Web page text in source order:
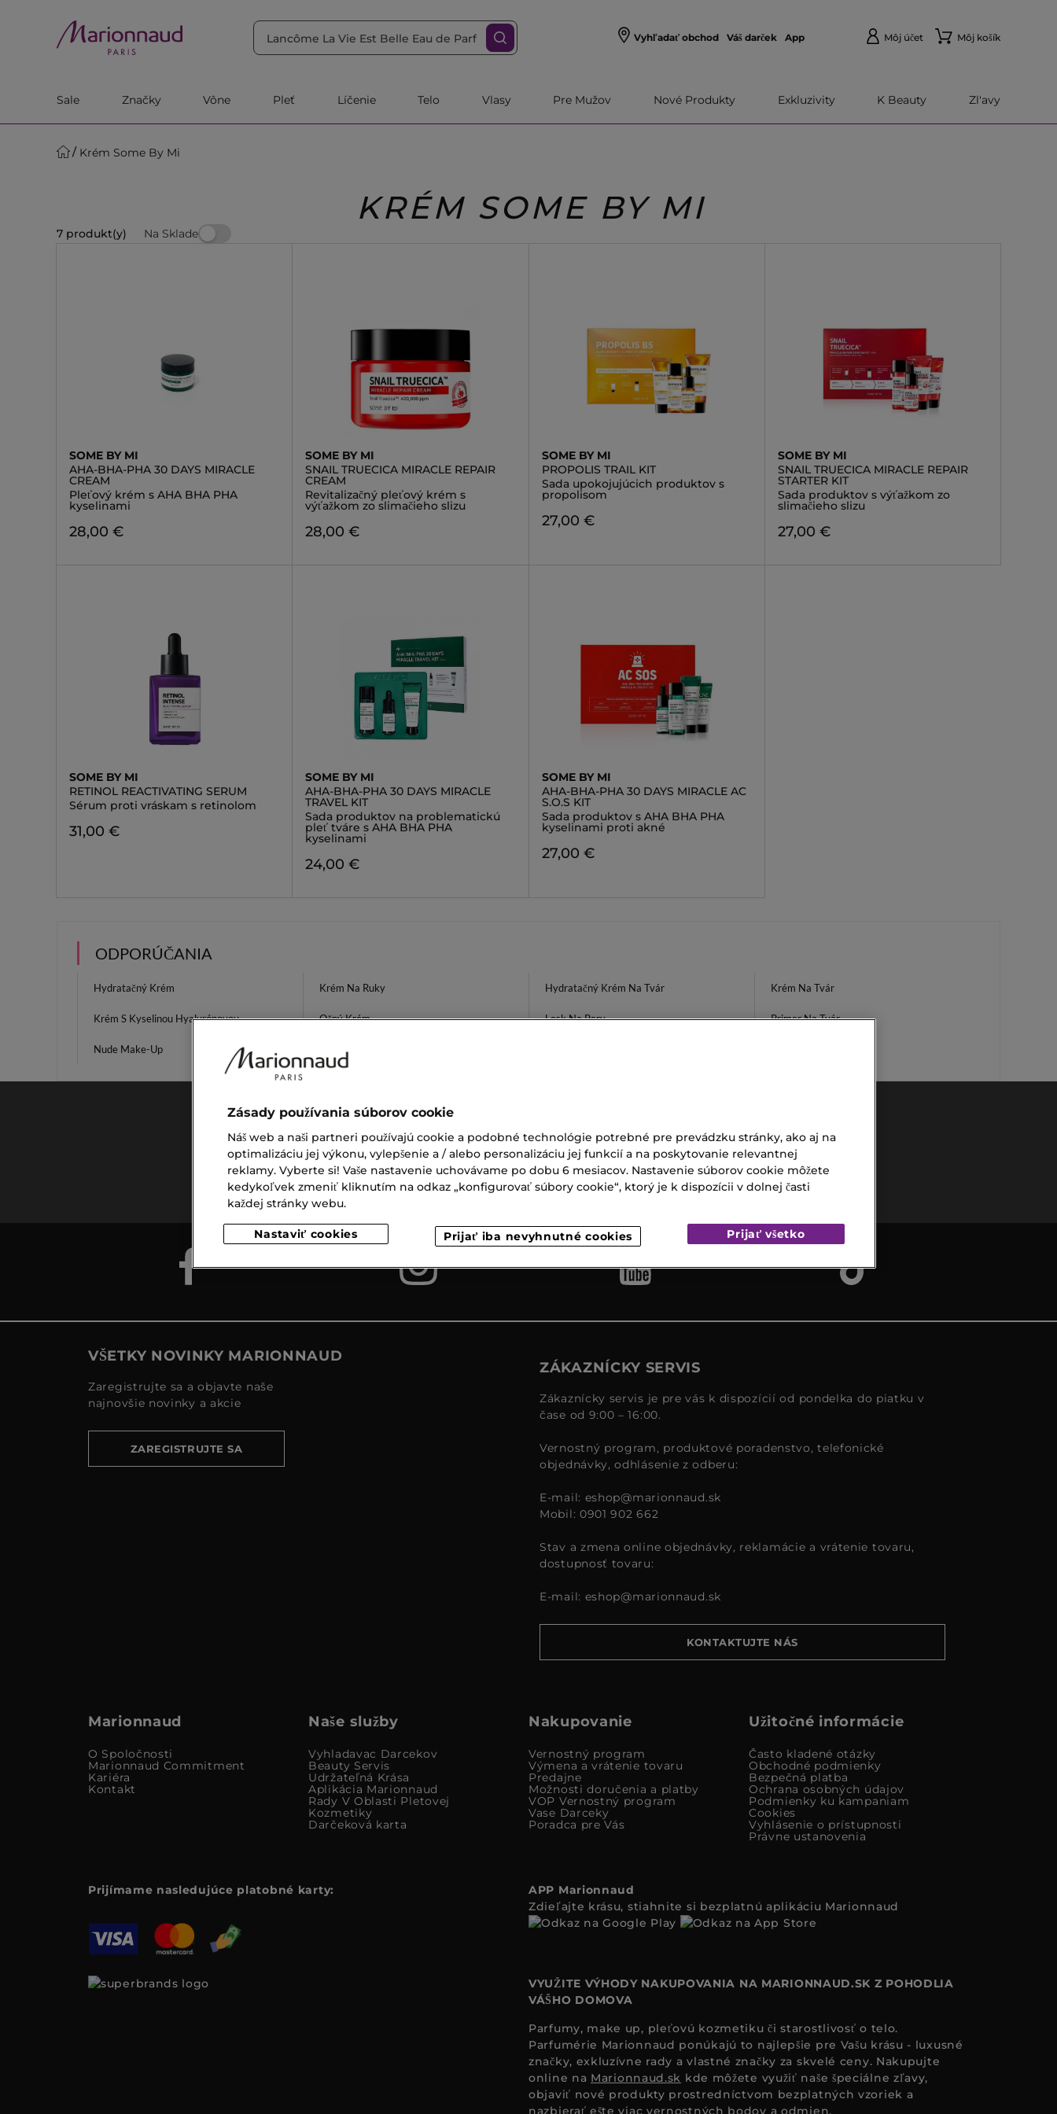
Vyhľadať obchod Váš darček App Môj účet Môj košík
Sale Značky Vône Pleť Líčenie Telo Vlasy Pre Mužov Nové Produkty Exkluzivity K Beauty Zl'avy
Krém Some By Mi
KRÉM SOME BY MI
7 produkt(y) Na Sklade
SOME BY MI
AHA-BHA-PHA 30 DAYS MIRACLE
CREAM
Pleťový krém s AHA BHA PHA
kyselinami
28,00 €
SOME BY MI
SNAIL TRUECICA MIRACLE REPAIR
CREAM
Revitalizačný pleťový krém s
výťažkom zo slimačieho slizu
28,00 €
SOME BY MI
PROPOLIS TRAIL KIT
Sada upokojujúcich produktov s
propolisom
27,00 €
SOME BY MI
SNAIL TRUECICA MIRACLE REPAIR
STARTER KIT
Sada produktov s výťažkom zo
slimačieho slizu
27,00 €
SOME BY MI
RETINOL REACTIVATING SERUM
Sérum proti vráskam s retinolom
31,00 €
SOME BY MI
AHA-BHA-PHA 30 DAYS MIRACLE
TRAVEL KIT
Sada produktov na problematickú
pleť tváre s AHA BHA PHA
kyselinami
24,00 €
SOME BY MI
AHA-BHA-PHA 30 DAYS MIRACLE AC
S.O.S KIT
Sada produktov s AHA BHA PHA
kyselinami proti akné
27,00 €
ODPORÚČANIA
Hydratačný Krém Krém Na Ruky Hydratačný Krém Na Tvár Krém Na Tvár
Krém S Kyselinou Hyalurónovou Očný Krém Lesk Na Pery Primer Na Tvár
Nude Make-Up Kompaktný Puder
Doprava
zadarmo
nad €39,-
Expresný
osobný
odber
Darčeky k
nákupu
platba
VŠETKY NOVINKY MARIONNAUD
Zaregistrujte sa a objavte naše
najnovšie novinky a akcie
ZAREGISTRUJTE SA
ZÁKAZNÍCKY SERVIS
Zákaznícky servis je pre vás k dispozícií od pondelka do piatku v
čase od 9:00 – 16:00.
Vernostný program, produktové poradenstvo, telefonické
objednávky, odhlásenie z odberu:
E-mail: eshop@marionnaud.sk
Mobil: 0901 902 662
Stav a zmena online objednávky, reklamácie a vrátenie tovaru,
dostupnosť tovaru:
E-mail: eshop@marionnaud.sk
KONTAKTUJTE NÁS
Marionnaud
O Spoločnosti
Marionnaud Commitment
Kariéra
Kontakt
Naše služby
Vyhladavac Darcekov
Beauty Servis
Udržateľná Krása
Aplikácia Marionnaud
Rady V Oblasti Pletovej
Kozmetiky
Darčeková karta
Nakupovanie
Vernostný program
Výmena a vrátenie tovaru
Predajne
Možnosti doručenia a platby
VOP Vernostný program
Vase Darceky
Poradca pre Vás
Užitočné informácie
Často kladené otázky
Obchodné podmienky
Bezpečná platba
Ochrana osobných údajov
Podmienky ku kampaniam
Cookies
Vyhlásenie o prístupnosti
Právne ustanovenia
Prijímame nasledujúce platobné karty:
APP Marionnaud
Zdieľajte krásu, stiahnite si bezplatnú aplikáciu Marionnaud
VYUŽITE VÝHODY NAKUPOVANIA NA MARIONNAUD.SK Z POHODLIA
VÁŠHO DOMOVA
Parfumy, make up, pleťovú kozmetiku či starostlivosť o telo.
Parfumérie Marionnaud ponúkajú to najlepšie pre Vašu krásu - luxusné
značky, exkluzívne rady a vlastné značky za skvelé ceny. Nakupujte
online na Marionnaud.sk kde môžete využiť naše špeciálne zľavy,
objaviť nové produkty prostredníctvom bezplatných vzoriek a
nazbierať ešte viac vernostných bodov a odmien.
Zásady používania súborov cookie
Náš web a naši partneri používajú cookie a podobné technológie potrebné pre prevádzku stránky, ako aj na
optimalizáciu jej výkonu, vylepšenie a / alebo personalizáciu jej funkcií a na poskytovanie relevantnej
reklamy. Vyberte si! Vaše nastavenie uchovávame po dobu 6 mesiacov. Nastavenie súborov cookie môžete
kedykoľvek zmeniť kliknutím na odkaz „konfigurovať súbory cookie“, ktorý je k dispozícii v dolnej časti
každej stránky webu.
Nastaviť cookies Prijať iba nevyhnutné cookies Prijať všetko